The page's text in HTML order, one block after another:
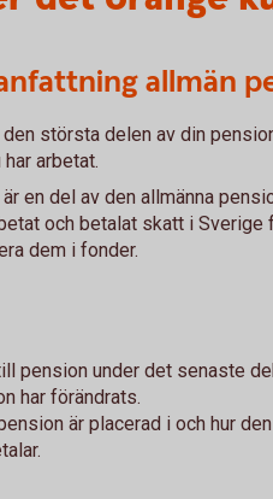
allmän
största delen av din
arbetat.
en del av den allmänna
och betalat skatt i Sverige
dem i fonder.
pension under det senaste
har förändrats.
är placerad i och hur